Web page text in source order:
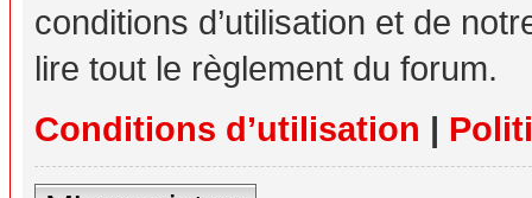
conditions d’utilisation et de
lire tout le règlement du forum.
Conditions d’utilisation |